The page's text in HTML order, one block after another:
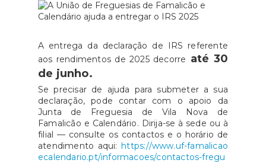
A entrega da declaração de IRS referente
aos rendimentos de 2025 decorre até 30
de junho.
Se precisar de ajuda para submeter a sua
declaração, pode contar com o apoio da
Junta de Freguesia de Vila Nova de
Famalicão e Calendário. Dirija-se à sede ou à
filial — consulte os contactos e o horário de
atendimento aqui:https://www.uf-famalicao
ecalendario.pt/informacoes/contactos-fregu